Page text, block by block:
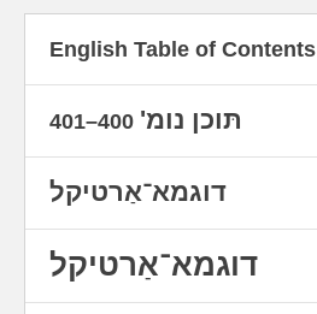
Devoted to the tragic events in
victims and those who came to
English Table of
תּוכן נומ'
דוגמא־אַרטיקל
דוגמא־אַרטיקל